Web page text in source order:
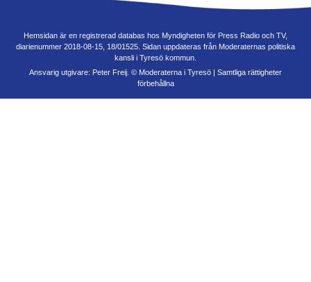
Hemsidan är en registrerad databas hos Myndigheten för Press Radio och TV,
diarienummer 2018-08-15, 18/01525. Sidan uppdateras från Moderaternas politiska
kansli i Tyresö kommun.
Ansvarig utgivare: Peter Freij. © Moderaterna i Tyresö | Samtliga rättigheter
förbehållna